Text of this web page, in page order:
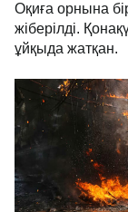
Оқиға орнына
жіберілді.
ұйқыда жатқан.